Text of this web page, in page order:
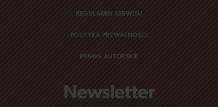
REGULAMIN SERWISU
POLITYKA PRYWATNOŚCI
PRAWA AUTORSKIE
Newsletter